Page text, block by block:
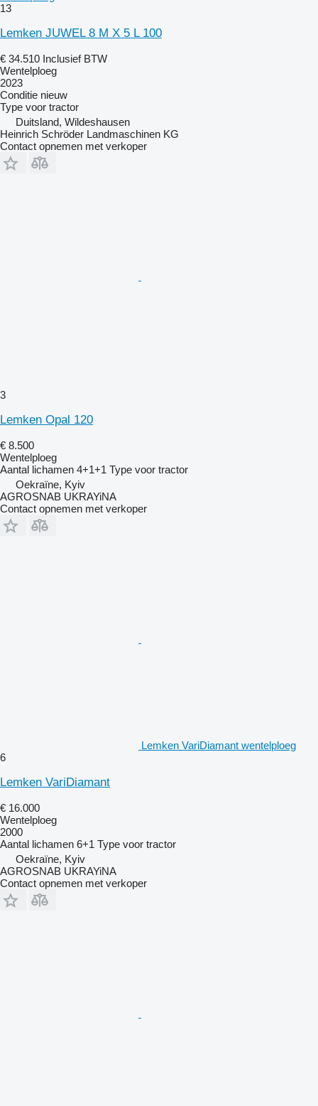
13
Lemken JUWEL 8 M X 5 L 100
€ 34.510 Inclusief BTW
Wentelploeg
2023
Conditie nieuw
Type voor tractor
Duitsland, Wildeshausen
Heinrich Schröder Landmaschinen KG
Contact opnemen met verkoper
3
Lemken Opal 120
€ 8.500
Wentelploeg
Aantal lichamen 4+1+1 Type voor tractor
Oekraïne, Kyiv
AGROSNAB UKRAYiNA
Contact opnemen met verkoper
Lemken VariDiamant wentelploeg
6
Lemken VariDiamant
€ 16.000
Wentelploeg
2000
Aantal lichamen 6+1 Type voor tractor
Oekraïne, Kyiv
AGROSNAB UKRAYiNA
Contact opnemen met verkoper